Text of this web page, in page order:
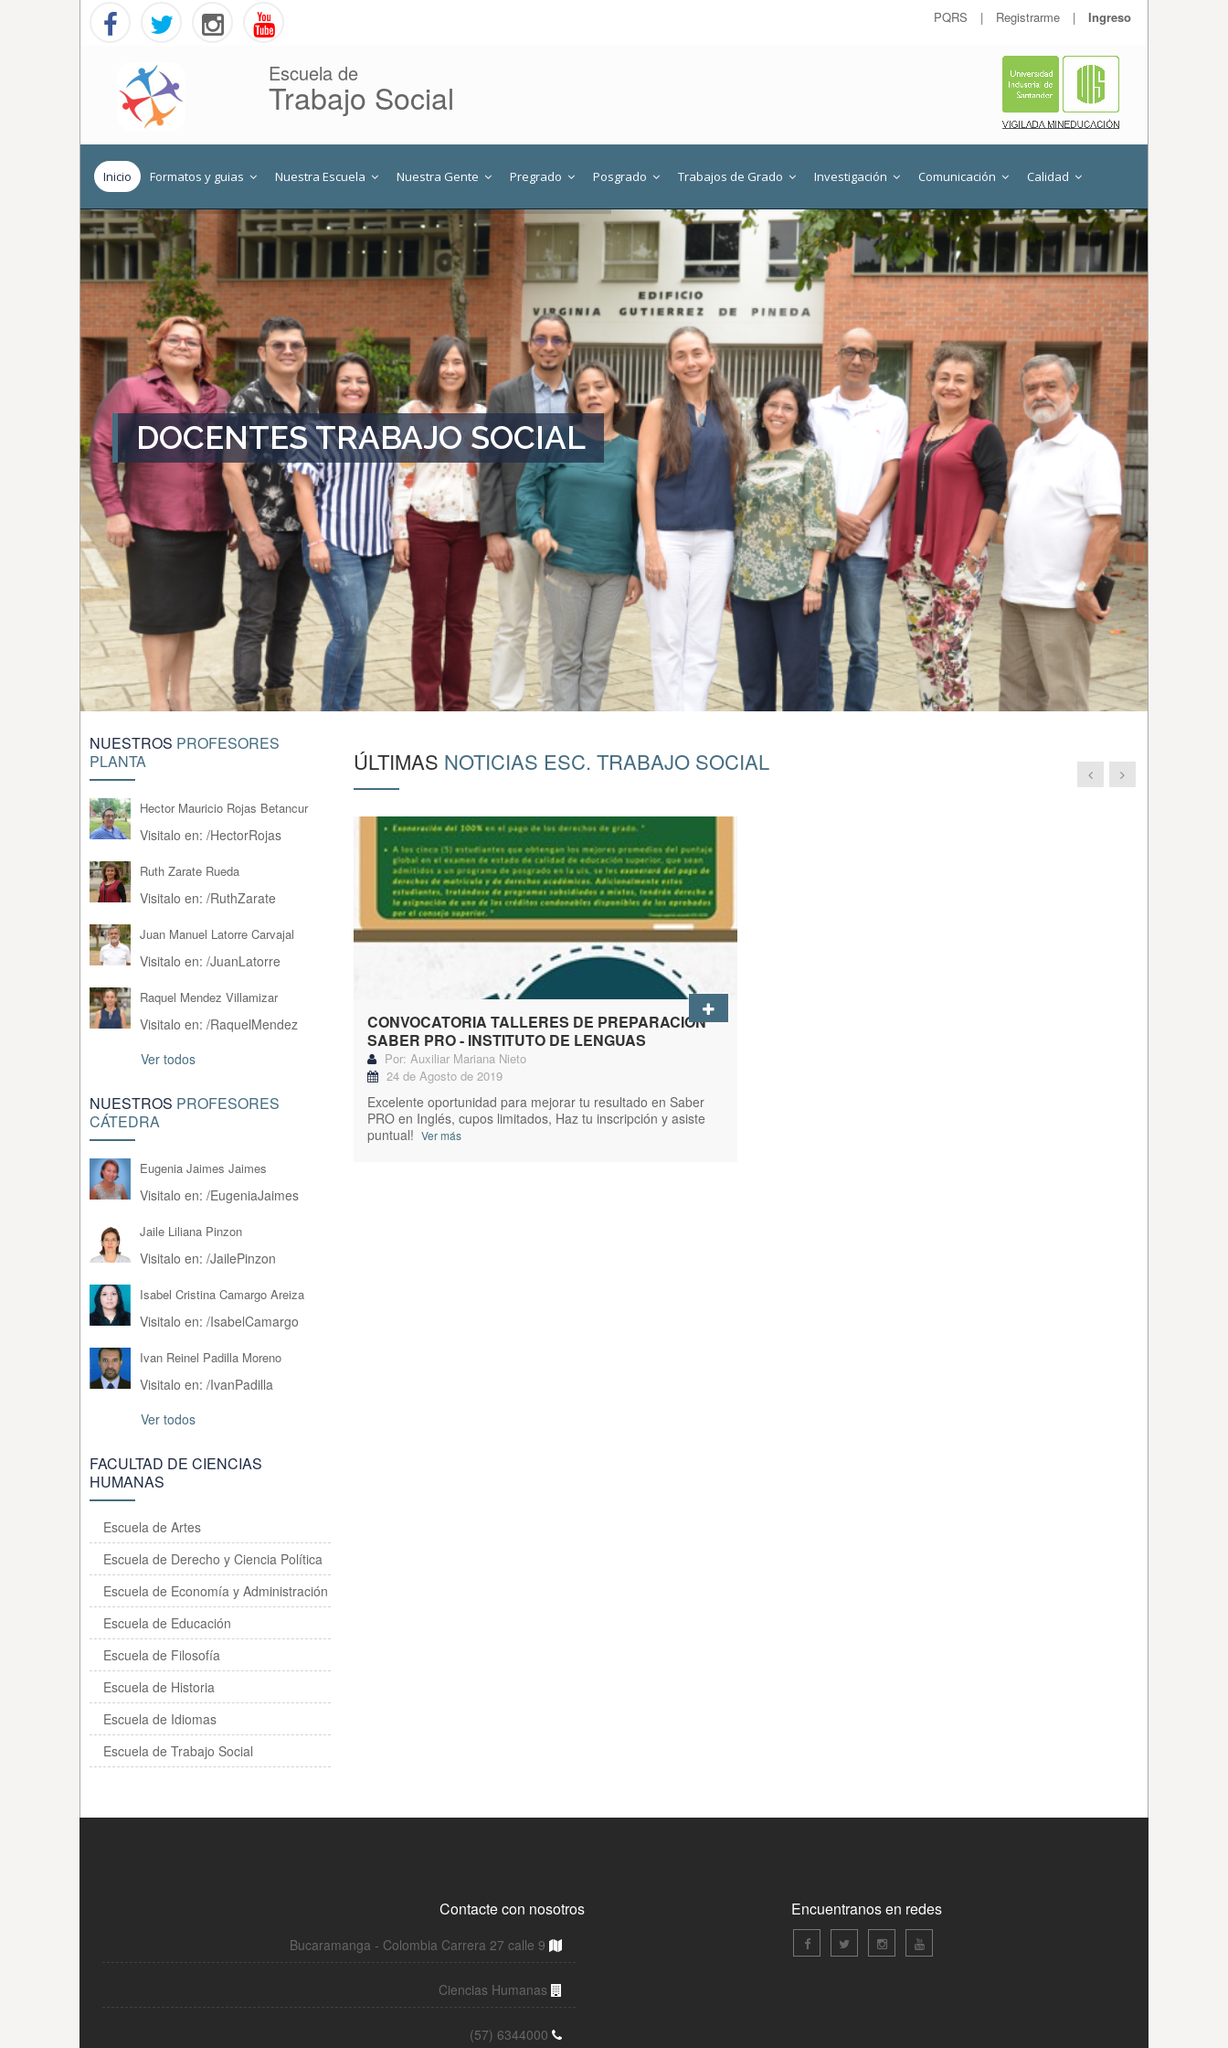
PQRS | Registrarme | Ingreso
Escuela de
Trabajo Social
Inicio Formatos y guias Nuestra Escuela Nuestra Gente Pregrado Posgrado Trabajos de Grado Investigación Comunicación Calidad
DOCENTES TRABAJO SOCIAL
NUESTROS PROFESORES
PLANTA
Hector Mauricio Rojas Betancur
Visitalo en: /HectorRojas
Ruth Zarate Rueda
Visitalo en: /RuthZarate
Juan Manuel Latorre Carvajal
Visitalo en: /JuanLatorre
Raquel Mendez Villamizar
Visitalo en: /RaquelMendez
Ver todos
NUESTROS PROFESORES
CÁTEDRA
Eugenia Jaimes Jaimes
Visitalo en: /EugeniaJaimes
Jaile Liliana Pinzon
Visitalo en: /JailePinzon
Isabel Cristina Camargo Areiza
Visitalo en: /IsabelCamargo
Ivan Reinel Padilla Moreno
Visitalo en: /IvanPadilla
Ver todos
FACULTAD DE CIENCIAS
HUMANAS
Escuela de Artes
Escuela de Derecho y Ciencia Política
Escuela de Economía y Administración
Escuela de Educación
Escuela de Filosofía
Escuela de Historia
Escuela de Idiomas
Escuela de Trabajo Social
ÚLTIMAS NOTICIAS ESC. TRABAJO SOCIAL
CONVOCATORIA TALLERES DE PREPARACIÓN
SABER PRO - INSTITUTO DE LENGUAS
Por: Auxiliar Mariana Nieto
24 de Agosto de 2019
Excelente oportunidad para mejorar tu resultado en Saber
PRO en Inglés, cupos limitados, Haz tu inscripción y asiste
puntual! Ver más
Contacte con nosotros
Bucaramanga - Colombia Carrera 27 calle 9
Ciencias Humanas
(57) 6344000
Encuentranos en redes